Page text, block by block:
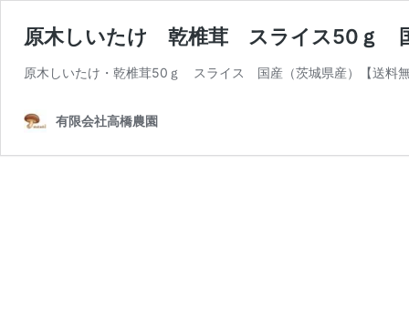
原木しいたけ 乾椎茸 スライス50ｇ 国
原木しいたけ・乾椎茸50ｇ スライス 国産（茨城県産）【送料
有限会社高橋農園